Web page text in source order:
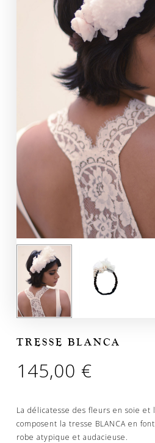
TRESSE BLANCA
145,00 €
La délicatesse des fleurs en soie et
composent la tresse BLANCA en
robe atypique et audacieuse.